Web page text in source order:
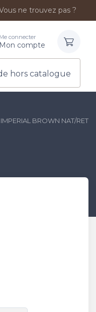
ne trouvez pas ?
Me connecter
Mon compte
hors catalogue
IMPERIAL BROWN NAT/RET